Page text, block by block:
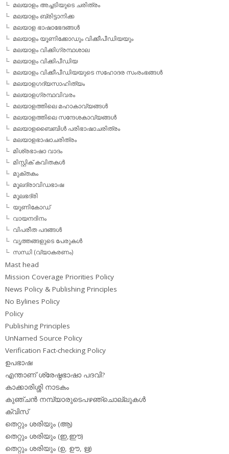
മലയാളം അച്ചടിയുടെ ചരിത്രം
മലയാളം ബ്രിട്ടാനിക്ക
മലയാള ഭാഷാഭേദങ്ങള്‍
മലയാളം യൂണിക്കോഡും വിക്കീപീഡിയയും
മലയാളം വിക്കിഗ്രന്ഥശാല
മലയാളം വിക്കിപീഡിയ
മലയാളം വിക്കീപീഡിയയുടെ സഹോദര സംരംഭങ്ങള്‍
മലയാളഗദ്യസാഹിത്യം
മലയാളഗ്രന്ഥവിവരം
മലയാളത്തിലെ മഹാകാവ്യങ്ങള്‍
മലയാളത്തിലെ സന്ദേശകാവ്യങ്ങള്‍
മലയാളബൈബിള്‍ പരിഭാഷാചരിത്രം
മലയാളഭാഷാചരിത്രം
മിശ്രഭാഷാ വാദം
മിസ്റ്റിക് കവിതകള്‍
മുക്തകം
മൂലദ്രാവിഡഭാഷ
മൂലഭദ്രി
യൂണികോഡ്
വായനദിനം
വിപരീത പദങ്ങള്‍
വൃത്തങ്ങളുടെ പേരുകള്‍
സന്ധി (വ്യാകരണം)
Mast head
Mission Coverage Priorities Policy
News Policy & Publishing Principles
No Bylines Policy
Policy
Publishing Principles
UnNamed Source Policy
Verification Fact-checking Policy
ഉപഭാഷ
എന്താണ് ശ്രേഷ്ഠഭാഷാ പദവി?
കാക്കാരിശ്ശി നാടകം
കുഞ്ചന്‍ നമ്പ്യാരുടെപഴഞ്ചൊല്ലുകള്‍
ക്വിസ്
തെറ്റും ശരിയും (ആ)
തെറ്റും ശരിയും (ഇ,ഈ)
തെറ്റും ശരിയും (ഉ, ഊ, ഋ)